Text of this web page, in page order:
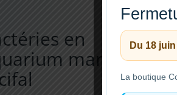
en
marin et
Du 18
La boutique